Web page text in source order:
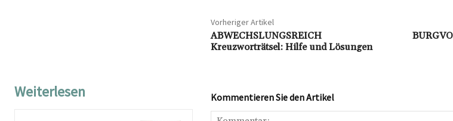
Vorheriger Artikel
ABWECHSLUNGSREICH
Kreuzworträtsel: Hilfe und Lösungen
Weiterlesen Kommentieren Sie den Artikel